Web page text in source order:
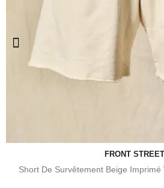
FRONT STREET
Short De Survêtement Beige Imprimé